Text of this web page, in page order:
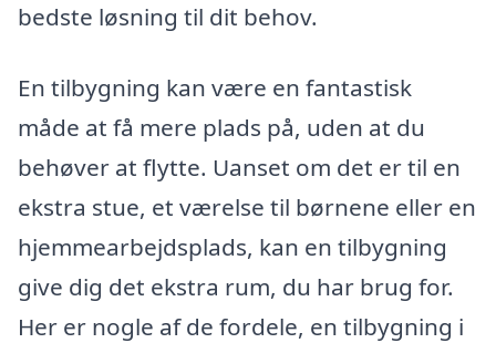
bedste løsning til dit behov.
En tilbygning kan være en fantastisk
måde at få mere plads på, uden at du
behøver at flytte. Uanset om det er til en
ekstra stue, et værelse til børnene eller en
hjemmearbejdsplads, kan en tilbygning
give dig det ekstra rum, du har brug for.
Her er nogle af de fordele, en tilbygning i